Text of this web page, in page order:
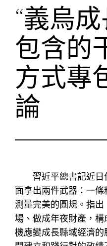
“義烏
包含的
方式專
論
習近平總書記近
面拿出兩件武器：一
測量完美的圓規。指
場、做成年夜財產，構
機應變成長縣域經濟的